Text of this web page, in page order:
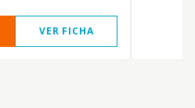
VER FICHA